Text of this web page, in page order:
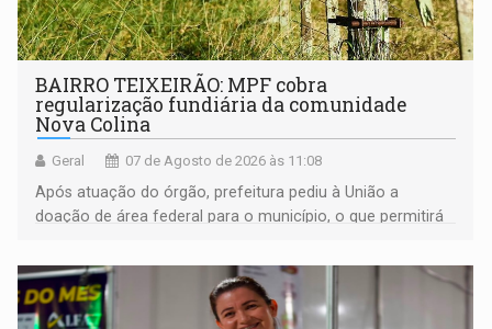
BAIRRO TEIXEIRÃO: MPF cobra
regularização fundiária da comunidade
Nova Colina
Geral 07 de Agosto de 2026 às 11:08
Após atuação do órgão, prefeitura pediu à União a
doação de área federal para o município, o que permitirá